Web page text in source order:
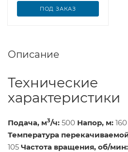
ПОД ЗАКАЗ
Описание
Технические
характеристики
Подача, м3/ч: 500 Напор, м: 160
Температура
105 Частота вращения, об/мин: